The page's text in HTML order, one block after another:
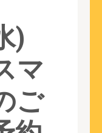
)
マ
ご